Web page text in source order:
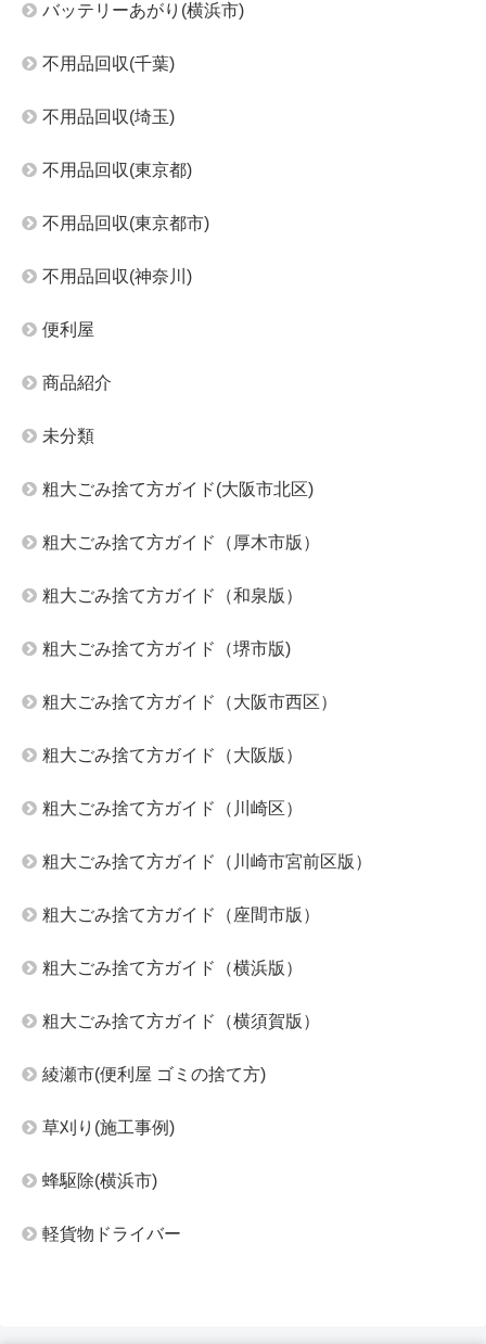
バッテリーあがり(横浜市)
不用品回収(千葉)
不用品回収(埼玉)
不用品回収(東京都)
不用品回収(東京都市)
不用品回収(神奈川)
便利屋
商品紹介
未分類
粗大ごみ捨て方ガイド(大阪市北区)
粗大ごみ捨て方ガイド（厚木市版）
粗大ごみ捨て方ガイド（和泉版）
粗大ごみ捨て方ガイド（堺市版)
粗大ごみ捨て方ガイド（大阪市西区）
粗大ごみ捨て方ガイド（大阪版）
粗大ごみ捨て方ガイド（川崎区）
粗大ごみ捨て方ガイド（川崎市宮前区版）
粗大ごみ捨て方ガイド（座間市版）
粗大ごみ捨て方ガイド（横浜版）
粗大ごみ捨て方ガイド（横須賀版）
綾瀬市(便利屋 ゴミの捨て方)
草刈り(施工事例)
蜂駆除(横浜市)
軽貨物ドライバー